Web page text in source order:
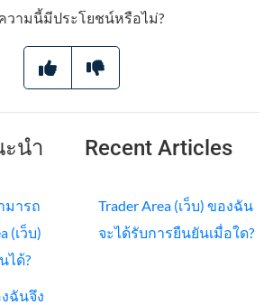
วามนี้มีประโยชน์หรือไม่?
นำ
มารถ
(เว็บ)
ได้?
ฉันจึง
Recent Articles
Trader Area (เว็บ) ของฉัน
จะได้รับการยืนยันเมื่อใด?